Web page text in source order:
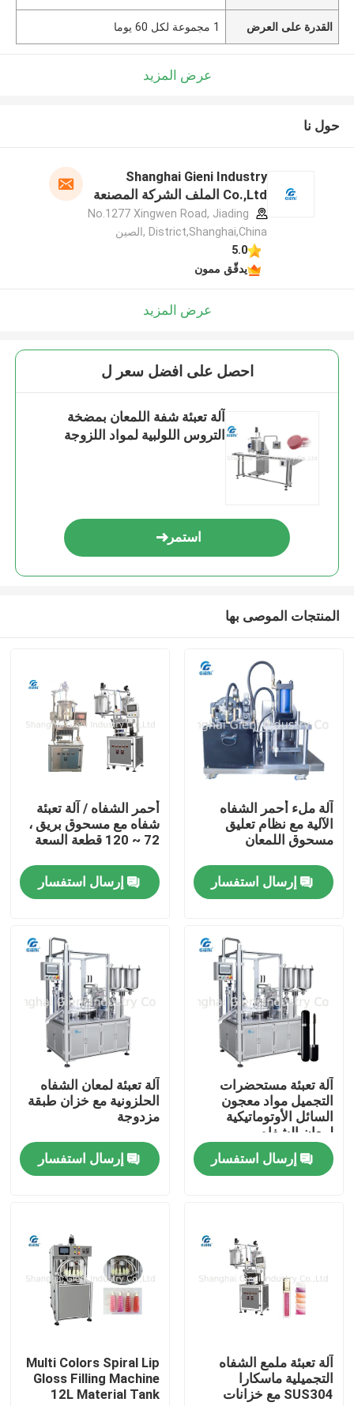
المنتجات
فيديوهات
حولنا
جولة في المصنع
أخبار
مدونة
القدرة على العرض 1 مجموعة لكل 60 يوما
عرض المزيد
حول نا
Shanghai Gieni Industry
Co.,Ltd الملف الشركة المصنعة
No.1277 Xingwen Road, Jiading
District,Shanghai,China ,الصين
5.0
يدقّق ممون
عرض المزيد
احصل على افضل سعر ل
آلة تعبئة شفة اللمعان بمضخة
التروس اللولبية لمواد اللزوجة
استمر
المنتجات الموصى بها
آلة ملء أحمر الشفاه
الآلية مع نظام تعليق
مسحوق اللمعان
إرسال استفسار
أحمر الشفاه / آلة تعبئة
شفاه مع مسحوق بريق ،
72 ~ 120 قطعة السعة
إرسال استفسار
آلة تعبئة مستحضرات
التجميل مواد معجون
السائل الأوتوماتيكية
لمعان الشفاه
إرسال استفسار
آلة تعبئة لمعان الشفاه
الحلزونية مع خزان طبقة
مزدوجة
إرسال استفسار
آلة تعبئة ملمع الشفاه
التجميلية ماسكارا
SUS304 مع خزانات
Multi Colors Spiral Lip
Gloss Filling Machine
12L Material Tank